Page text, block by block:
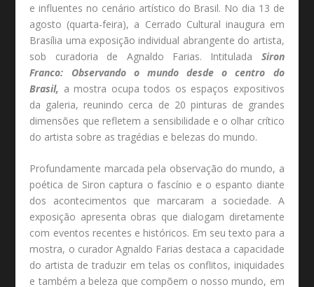
e influentes no cenário artístico do Brasil. No dia 13 de
agosto (quarta-feira), a Cerrado Cultural inaugura em
Brasília uma exposição individual abrangente do artista,
sob curadoria de Agnaldo Farias. Intitulada Siron
Franco: Observando o mundo desde o centro do
Brasil, a mostra ocupa todos os espaços expositivos
da galeria, reunindo cerca de 20 pinturas de grandes
dimensões que refletem a sensibilidade e o olhar crítico
do artista sobre as tragédias e belezas do mundo.
Profundamente marcada pela observação do mundo, a
poética de Siron captura o fascínio e o espanto diante
dos acontecimentos que marcaram a sociedade. A
exposição apresenta obras que dialogam diretamente
com eventos recentes e históricos. Em seu texto para a
mostra, o curador Agnaldo Farias destaca a capacidade
do artista de traduzir em telas os conflitos, iniquidades
e também a beleza que compõem o nosso mundo, em